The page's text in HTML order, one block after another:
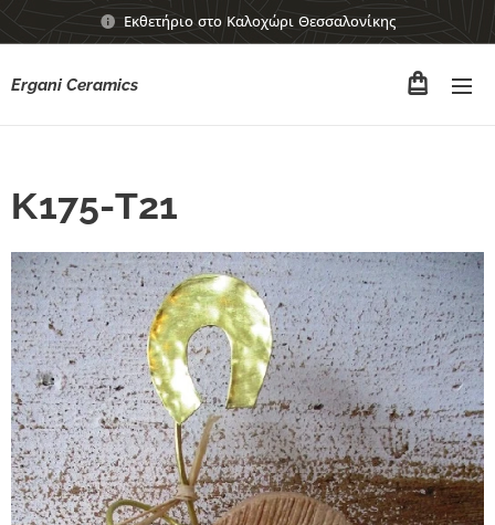
Εκθετήριο στο Καλοχώρι Θεσσαλονίκης
Ergani Ceramics
Κ175-Τ21